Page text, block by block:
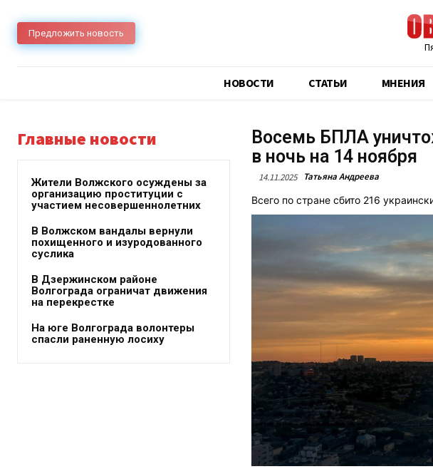
Предложить новость
НОВОСТИ CТАТЬИ МНЕНИЯ
Главные новости
Жители Волжского осуждены за
организацию проституции с
участием несовершеннолетних
В Волжском вандалы вернули
похищенного и изуродованного
суслика
В Дзержинском районе
Волгограда ограничат движения
на перекрестке
На юге Волгограда волонтеры
спасли раненную лосиху
Восемь БПЛА
в ночь на 14 ноября
14.11.2025 Татьяна Андреева
Всего по стране сбито 216